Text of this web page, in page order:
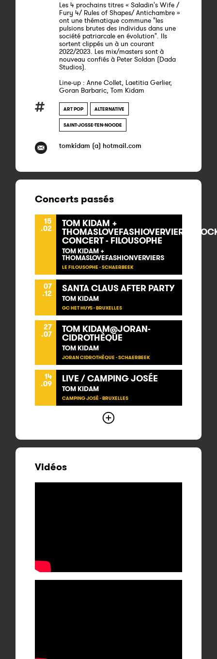
Les 4 prochains titres « Saladin's Wife /
Fury 4/ Rules of Shapes/ Antichambre »
ont une thématique commune "les
pulsions brutes des individus dans une
société patriarcale en évolution". Ils
sortent clippés un à un courant
2022/2023. Les mix/masters sont à
nouveau confiés à Peter Soldan (Dada
Studios).
Line-up : Anne Collet, Laetitia Gerlier,
Goran Barbaric, Tom Kidam
ART POP ALTERNATIVE
SAINT-JOSSE-TEN-NOODE
tomkidam (a) hotmail.com
Concerts passés
15
.02 TOM KIDAM +
CONCERT - FILOUSOPHE
TOM KIDAM +
THOMASLOVEFASHIONVERVIERS
LE FILOUSOPHE - SCHAERBEEK
07
.12 SANTA CLAUS AFTER PARTY
TOM KIDAM
GC HET HUYS - BRUXELLES
27
.07 TOM KIDAM@JORAN-
CIDROTHÈQUE
TOM KIDAM
JORAN CIDROTHÈQUE - SCHAERBEEK
14
.09 LIVE / CAMPING JOSÉE
TOM KIDAM
CAMPING JOSÉ - BRUXELLES
Vidéos